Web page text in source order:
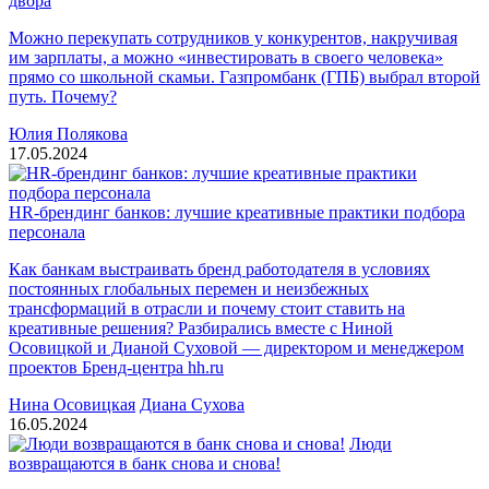
Можно перекупать сотрудников у конкурентов, накручивая
им зарплаты, а можно «инвестировать в своего человека»
прямо со школьной скамьи. Газпромбанк (ГПБ) выбрал второй
путь. Почему?
Юлия Полякова
17.05.2024
HR-брендинг банков: лучшие креативные практики подбора
персонала
Как банкам выстраивать бренд работодателя в условиях
постоянных глобальных перемен и неизбежных
трансформаций в отрасли и почему стоит ставить на
креативные решения? Разбирались вместе с Ниной
Осовицкой и Дианой Суховой — директором и менеджером
проектов Бренд-центра hh.ru
Нина Осовицкая Диана Сухова
16.05.2024
Люди
возвращаются в банк снова и снова!